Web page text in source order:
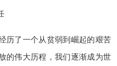
历了一个从贫弱到崛起的艰苦
的伟大历程，我们逐渐成为世